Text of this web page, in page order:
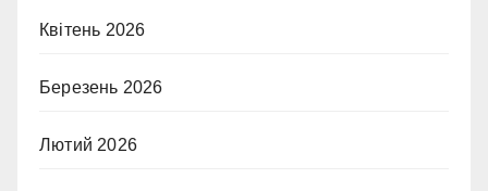
Квітень 2026
Березень 2026
Лютий 2026